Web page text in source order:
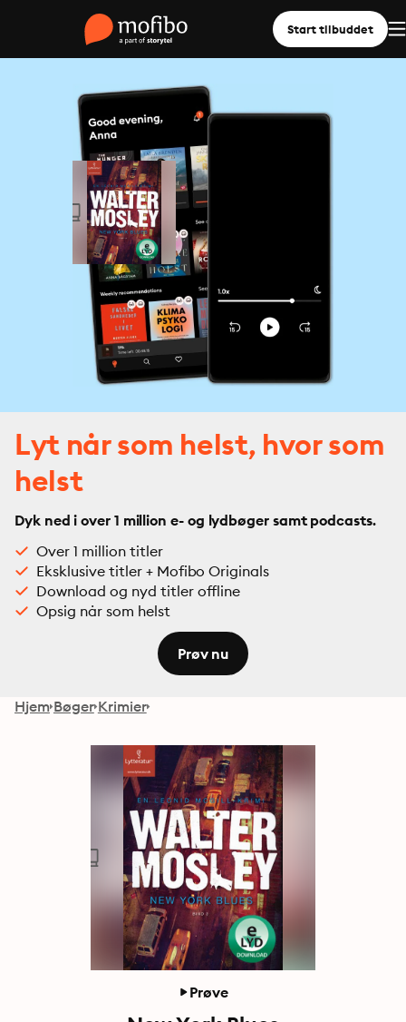
Start tilbuddet
Lyt når som helst, hvor som
helst
Dyk ned i over 1 million e- og lydbøger samt podcasts.
Over 1 million titler
Eksklusive titler + Mofibo Originals
Download og nyd titler offline
Opsig når som helst
Prøv nu
Hjem Bøger Krimier
Prøve